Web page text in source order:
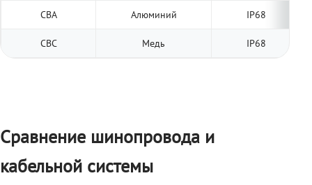
СВА Алюминий IP68
СВС Медь IP68
Сравнение шинопровода и
кабельной системы